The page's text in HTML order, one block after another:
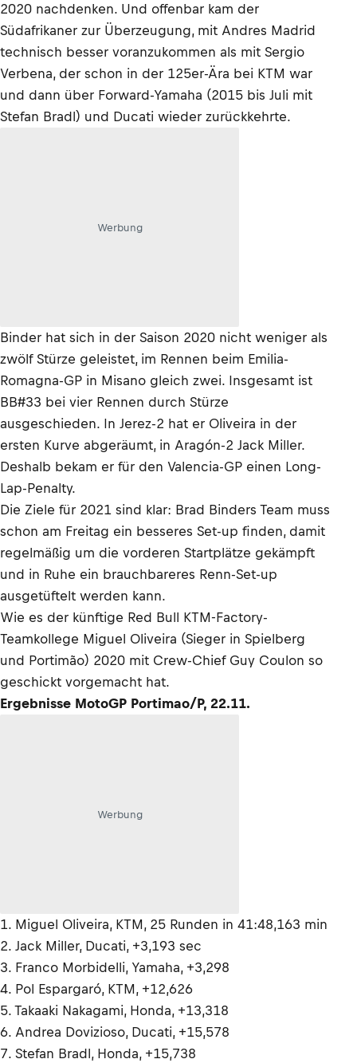
2020 nachdenken. Und offenbar kam der
Südafrikaner zur Überzeugung, mit Andres Madrid
technisch besser voranzukommen als mit Sergio
Verbena, der schon in der 125er-Ära bei KTM war
und dann über Forward-Yamaha (2015 bis Juli mit
Stefan Bradl) und Ducati wieder zurückkehrte.
Werbung
Binder hat sich in der Saison 2020 nicht weniger als
zwölf Stürze geleistet, im Rennen beim Emilia-
Romagna-GP in Misano gleich zwei. Insgesamt ist
BB#33 bei vier Rennen durch Stürze
ausgeschieden. In Jerez-2 hat er Oliveira in der
ersten Kurve abgeräumt, in Aragón-2 Jack Miller.
Deshalb bekam er für den Valencia-GP einen Long-
Lap-Penalty.
Die Ziele für 2021 sind klar: Brad Binders Team muss
schon am Freitag ein besseres Set-up finden, damit
regelmäßig um die vorderen Startplätze gekämpft
und in Ruhe ein brauchbareres Renn-Set-up
ausgetüftelt werden kann.
Wie es der künftige Red Bull KTM-Factory-
Teamkollege Miguel Oliveira (Sieger in Spielberg
und Portimão) 2020 mit Crew-Chief Guy Coulon so
geschickt vorgemacht hat.
Ergebnisse MotoGP Portimao/P, 22.11.
Werbung
1. Miguel Oliveira, KTM, 25 Runden in 41:48,163 min
2. Jack Miller, Ducati, +3,193 sec
3. Franco Morbidelli, Yamaha, +3,298
4. Pol Espargaró, KTM, +12,626
5. Takaaki Nakagami, Honda, +13,318
6. Andrea Dovizioso, Ducati, +15,578
7. Stefan Bradl, Honda, +15,738